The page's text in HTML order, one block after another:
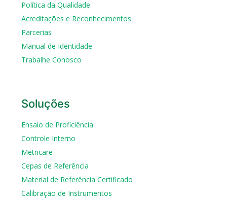
Política da Qualidade
Acreditações e Reconhecimentos
Parcerias
Manual de Identidade
Trabalhe Conosco
Soluções
Ensaio de Proficiência
Controle Interno
Metricare
Cepas de Referência
Material de Referência Certificado
Calibração de Instrumentos